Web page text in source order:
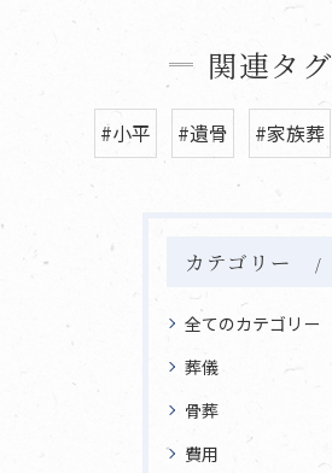
関連タグ
#小平 #遺骨 #家族葬
カテゴリー
全てのカテゴリー
葬儀
骨葬
費用